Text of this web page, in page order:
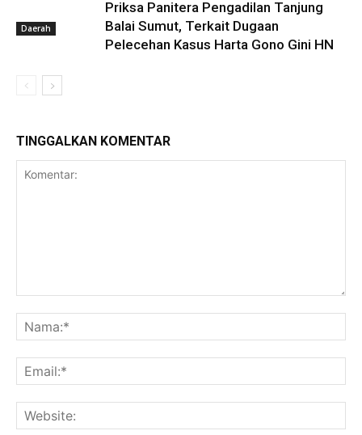
Daerah
Priksa Panitera Pengadilan Tanjung
Balai Sumut, Terkait Dugaan
Pelecehan Kasus Harta Gono Gini HN
TINGGALKAN KOMENTAR